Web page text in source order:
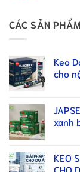
CÁC SẢN
Keo
cho
xanh
KEO
CHO